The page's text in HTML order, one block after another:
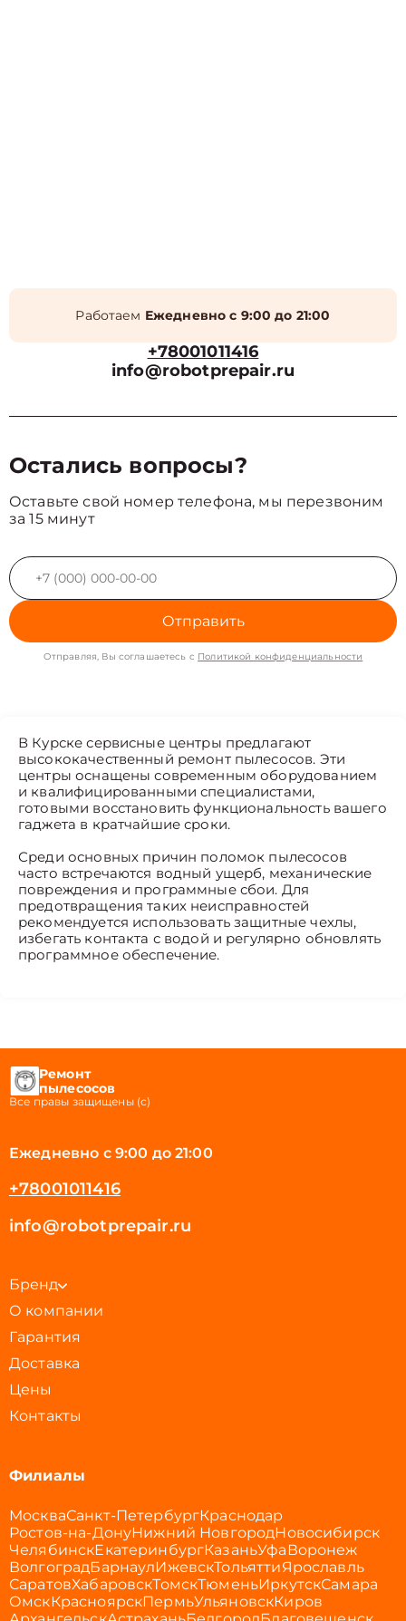
Работаем Ежедневно с 9:00 до 21:00
+78001011416
info@robotprepair.ru
Остались вопросы?
Оставьте свой номер телефона, мы перезвоним
за 15 минут
Отправить
Отправляя, Вы соглашаетесь с Политикой конфиденциальности
В Курске сервисные центры предлагают
высококачественный ремонт пылесосов. Эти
центры оснащены современным оборудованием
и квалифицированными специалистами,
готовыми восстановить функциональность вашего
гаджета в кратчайшие сроки.
Среди основных причин поломок пылесосов
часто встречаются водный ущерб, механические
повреждения и программные сбои. Для
предотвращения таких неисправностей
рекомендуется использовать защитные чехлы,
избегать контакта с водой и регулярно обновлять
программное обеспечение.
Ремонт
пылесосов
Все правы защищены (с)
Ежедневно с 9:00 до 21:00
+78001011416
info@robotprepair.ru
Бренд
О компании
Гарантия
Доставка
Цены
Контакты
Филиалы
МоскваСанкт-ПетербургКраснодар
Ростов-на-ДонуНижний НовгородНовосибирск
ЧелябинскЕкатеринбургКазаньУфаВоронеж
ВолгоградБарнаулИжевскТольяттиЯрославль
СаратовХабаровскТомскТюменьИркутскСамара
ОмскКрасноярскПермьУльяновскКиров